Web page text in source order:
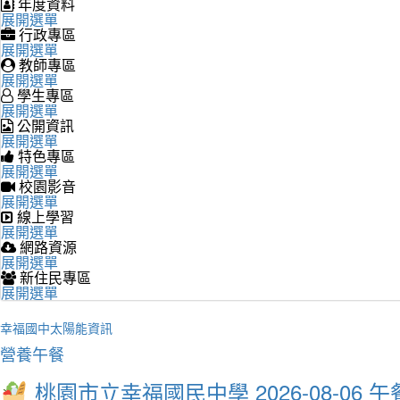
展開選單
行政專區
展開選單
教師專區
展開選單
學生專區
展開選單
公開資訊
展開選單
特色專區
展開選單
校園影音
展開選單
線上學習
展開選單
網路資源
展開選單
新住民專區
展開選單
幸福國中太陽能資訊
營養午餐
桃園市立幸福國民中學 2026-08-06 午